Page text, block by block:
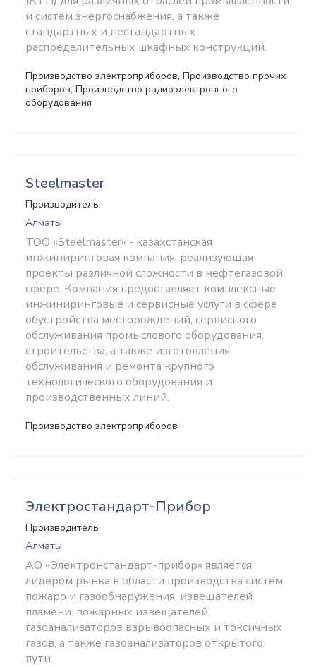
и систем энергоснабжения, а также
стандартных и нестандартных
распределительных шкафных конструкций.
Производство электроприборов, Производство прочих
приборов, Производство радиоэлектронного
оборудования
Steelmaster
Производитель
Алматы
ТОО «Steelmaster» - казахстанская
инжиниринговая компания, реализующая
проекты различной сложности в нефтегазовой
сфере. Компания предоставляет комплексные
инжиниринговые и сервисные услуги в сфере
обустройства месторождений, сервисного
обслуживания промыслового оборудования,
строительства, а также изготовления,
обслуживания и ремонта крупного
технологического оборудования и
производственных линий.
Производство электроприборов
Электростандарт-Прибор
Производитель
Алматы
АО «Электронстандарт-прибор» является
лидером рынка в области производства систем
пожаро и газообнаружения, извещателей
пламени, пожарных извещателей,
газоанализаторов взрывоопасных и токсичных
газов, а также газоанализаторов открытого
пути.